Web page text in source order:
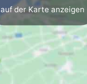
auf der Karte anzeigen